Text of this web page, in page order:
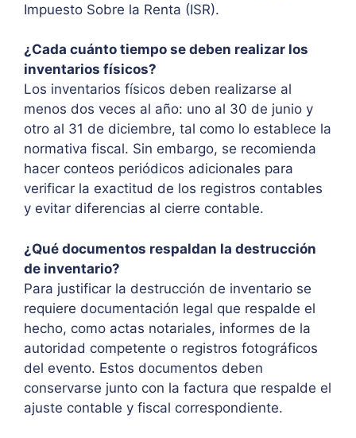
Impuesto Sobre la Renta (ISR).
¿Cada cuánto tiempo se deben realizar los
inventarios físicos?
Los inventarios físicos deben realizarse al
menos dos veces al año: uno al 30 de junio y
otro al 31 de diciembre, tal como lo establece la
normativa fiscal. Sin embargo, se recomienda
hacer conteos periódicos adicionales para
verificar la exactitud de los registros contables
y evitar diferencias al cierre contable.
¿Qué documentos respaldan la destrucción
de inventario?
Para justificar la destrucción de inventario se
requiere documentación legal que respalde el
hecho, como actas notariales, informes de la
autoridad competente o registros fotográficos
del evento. Estos documentos deben
conservarse junto con la factura que respalde el
ajuste contable y fiscal correspondiente.